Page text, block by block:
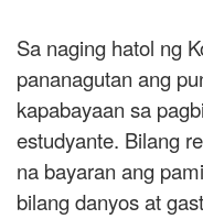
Sa naging hatol ng
pananagutan ang
kapabayaan sa
estudyante. Bilang
na bayaran ang
bilang danyos at